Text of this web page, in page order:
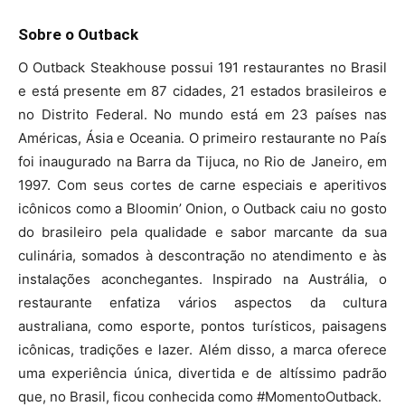
Sobre o Outback
O Outback Steakhouse possui 191 restaurantes no Brasil
e está presente em 87 cidades, 21 estados brasileiros e
no Distrito Federal. No mundo está em 23 países nas
Américas, Ásia e Oceania. O primeiro restaurante no País
foi inaugurado na Barra da Tijuca, no Rio de Janeiro, em
1997. Com seus cortes de carne especiais e aperitivos
icônicos como a Bloomin’ Onion, o Outback caiu no gosto
do brasileiro pela qualidade e sabor marcante da sua
culinária, somados à descontração no atendimento e às
instalações aconchegantes. Inspirado na Austrália, o
restaurante enfatiza vários aspectos da cultura
australiana, como esporte, pontos turísticos, paisagens
icônicas, tradições e lazer. Além disso, a marca oferece
uma experiência única, divertida e de altíssimo padrão
que, no Brasil, ficou conhecida como #MomentoOutback.